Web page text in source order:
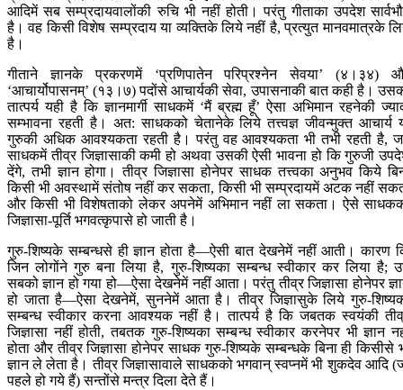
आदिमें सब सम्प्रदायवालोंकी रुचि भी नहीं होती। परंतु गीताका उपदेश
है। वह किसी विशेष सम्प्रदाय या व्यक्तिके लिये नहीं है, प्रत्युत मानवमात्रके
है।
गीताने ज्ञानके प्रकरणमें ‘प्रणिपातेन परिप्रश्नेन सेवया’ (४।३४)
‘आचार्योपासनम्’ (१३।७) पदोंसे आचार्यकी सेवा, उपासनाकी बात कही है।
तात्पर्य यही है कि ज्ञानमार्गी साधकमें ‘मैं ब्रह्म हूँ’ ऐसा अभिमान रहनेकी
सम्भावना रहती है। अत: साधकको चेतानेके लिये तत्त्वज्ञ जीवन्मुक्त आचार्य
गुरुकी अधिक आवश्यकता रहती है। परंतु वह आवश्यकता भी तभी रहती है,
साधकमें तीव्र जिज्ञासाकी कमी हो अथवा उसकी ऐसी भावना हो कि गुरुजी
देंगे, तभी ज्ञान होगा। तीव्र जिज्ञासा होनेपर साधक तत्त्वका अनुभव किये
किसी भी अवस्थामें संतोष नहीं कर सकता, किसी भी सम्प्रदायमें अटक नहीं
और किसी भी विशेषताको लेकर अपनेमें अभिमान नहीं ला सकता। ऐसे
जिज्ञासा-पूर्ति भगवत्कृपासे हो जाती है।
गुरु-शिष्यके सम्बन्धसे ही ज्ञान होता है—ऐसी बात देखनेमें नहीं आती। कारण
जिन लोगोंने गुरु बना लिया है, गुरु-शिष्यका सम्बन्ध स्वीकार कर लिया है;
सबको ज्ञान हो गया हो—ऐसा देखनेमें नहीं आता। परंतु तीव्र जिज्ञासा होनेपर
हो जाता है—ऐसा देखनेमें, सुननेमें आता है। तीव्र जिज्ञासुके लिये गुरु-
सम्बन्ध स्वीकार करना आवश्यक नहीं है। तात्पर्य है कि जबतक स्वयंकी
जिज्ञासा नहीं होती, तबतक गुरु-शिष्यका सम्बन्ध स्वीकार करनेपर भी ज्ञान
होता और तीव्र जिज्ञासा होनेपर साधक गुरु-शिष्यके सम्बन्धके बिना ही किसीसे
ज्ञान ले लेता है। तीव्र जिज्ञासावाले साधकको भगवान् स्वप्नमें भी शुकदेव आदि
पहले हो गये हैं) सन्तोंसे मन्त्र दिला देते हैं।